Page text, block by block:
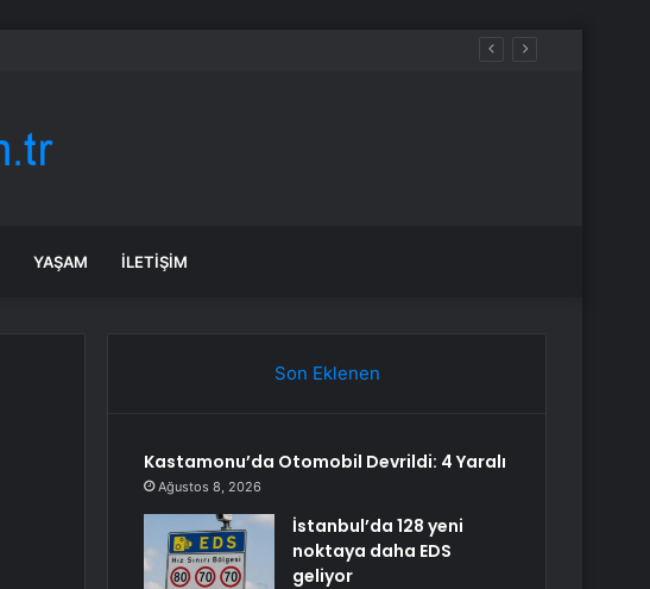
YAŞAM İLETIŞIM
Son Eklenen
Kastamonu’da Otomobil Devrildi: 4 Yaralı
Ağustos 8, 2026
İstanbul’da 128 yeni
noktaya daha EDS
geliyor